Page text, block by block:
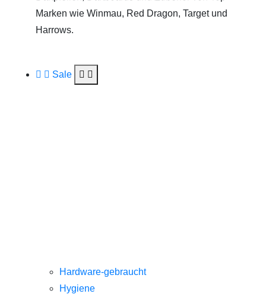
Marken wie Winmau, Red Dragon, Target und
Harrows.
Sale
Hardware-gebraucht
Hygiene